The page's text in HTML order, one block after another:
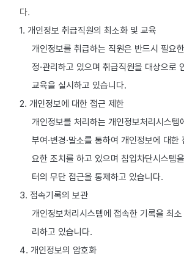
다.
1. 개인정보 취급직원의 최소화 및 교육
개인정보를 취급하는 직원은 반드시 필요
정·관리하고 있으며 취급직원을 대상으로
교육을 실시하고 있습니다.
2. 개인정보에 대한 접근 제한
개인정보를 처리하는 개인정보처리시스템
부여·변경·말소를 통하여 개인정보에 대한
요한 조치를 하고 있으며 침입차단시스템
터의 무단 접근을 통제하고 있습니다.
3. 접속기록의 보관
개인정보처리시스템에 접속한 기록을 최
리하고 있습니다.
4. 개인정보의 암호화